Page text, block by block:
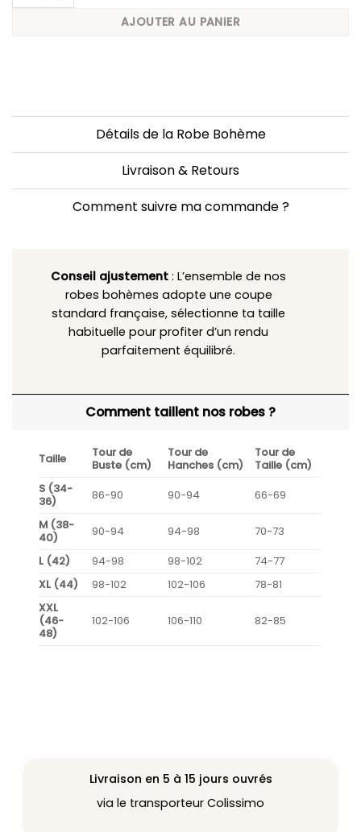
AJOUTER AU PANIER
Détails de la Robe Bohème
Livraison & Retours
Comment suivre ma commande ?
Conseil ajustement : L’ensemble de nos
robes bohèmes adopte une coupe
standard française, sélectionne ta taille
habituelle pour profiter d’un rendu
parfaitement équilibré.
Comment taillent nos robes ?
Taille
Tour de
Buste (cm)
Tour de
Hanches (cm)
Tour de
Taille (cm)
S (34-
36)
86-90 90-94
66-69
M (38-
40)
90-94 94-98
70-73
L (42)
94-98 98-102
74-77
XL (44)
98-102 102-106
78-81
XXL
(46-
48)
102-106 106-110 82-85
Livraison en 5 à 15 jours ouvrés
via le transporteur Colissimo